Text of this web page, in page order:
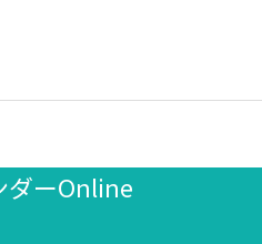
ダーOnline